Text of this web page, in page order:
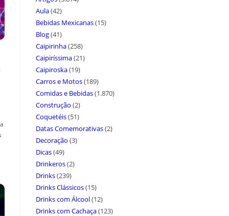
Aula(42)
Bebidas Mexicanas(15)
Blog(41)
Caipirinha(258)
Caipiríssima(21)
Caipiroska(19)
Carros e Motos(189)
Comidas e Bebidas(1.870)
Construção (2)
Coquetéis(51)
Datas Comemorativas(2)
Decoração (3)
Dicas(49)
Drinkeros(2)
Drinks(239)
Drinks Clássicos(15)
Drinks com Álcool(12)
Drinks com Cachaça(123)